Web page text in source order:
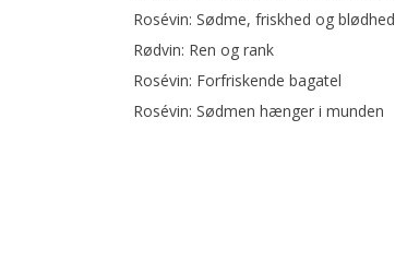
Rosévin: Sødme, friskhed og blødhed
Rødvin: Ren og rank
Rosévin: Forfriskende bagatel
Rosévin: Sødmen hænger i munden